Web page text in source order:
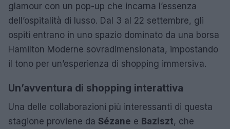
glamour con un pop-up che incarna l’essenza
dell’ospitalità di lusso. Dal 3 al 22 settembre, gli
ospiti entrano in uno spazio dominato da una borsa
Hamilton Moderne sovradimensionata, impostando
il tono per un’esperienza di shopping immersiva.
Un’avventura di shopping interattiva
Una delle collaborazioni più interessanti di questa
stagione proviene da Sézane e Baziszt, che